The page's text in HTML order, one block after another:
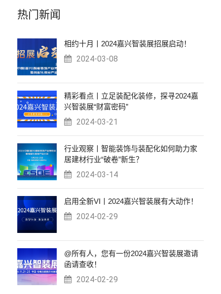
热门新闻
相约十月丨2024嘉兴智装展招展启动！
2024-03-08
精彩看点丨立足装配化装修，探寻2024嘉
兴智装展“财富密码”
2024-03-21
行业观察丨智能装饰与装配化如何助力家
居建材行业“破卷”新生？
2024-03-14
启用全新VI丨2024嘉兴智装展有大动作！
2024-02-29
@所有人，您有一份2024嘉兴智装展邀请
函请查收！
2024-02-29